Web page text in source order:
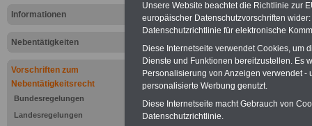
Informationen
Nebentätigkeiten
Vorschriften zum
Nebentätigkeitsrecht
Bundesregelungen
Landesregelungen
BremNVO):
Unsere Website beachtet die Richtlinie zur
europäischer Datenschutzvorschriften
Datenschutzrichtlinie für elektronische
Diese Internetseite verwendet Cookies, um
Dienste und Funktionen bereitzustellen. Es
Personalisierung von Anzeigen verwendet
personalisierte Werbung genutzt.
Diese Internetseite macht Gebrauch von
Datenschutzrichtlinie.